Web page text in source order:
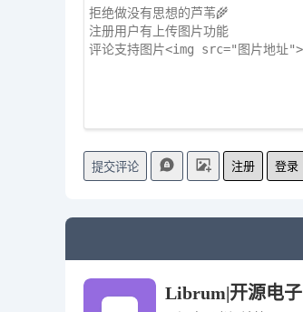
提交评论 注册 登录
Librum|开源电